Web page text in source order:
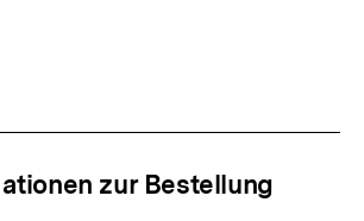
zur Bestellung